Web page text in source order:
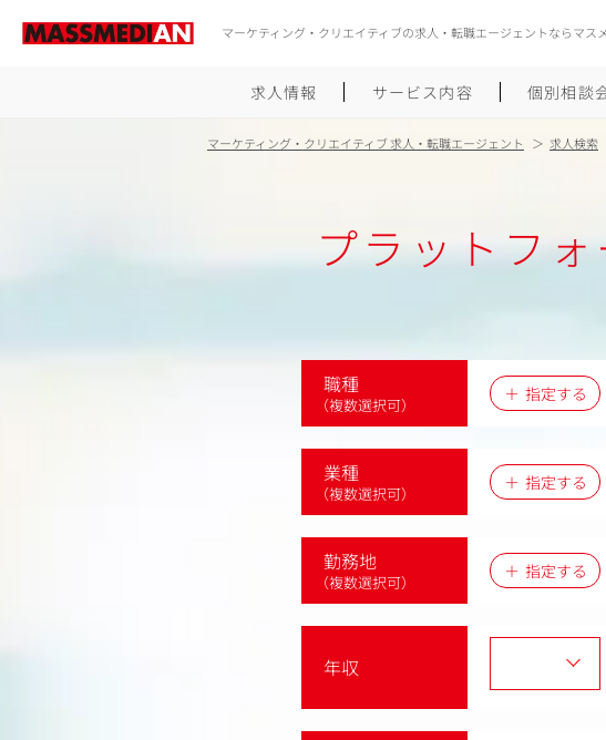
マーケティング・クリエイティブの求人・転職エージェントならマス
求人情報 サービス内容 個別相談
履歴書のつ
面接対策
マーケティング・クリエイティブ 求人・転職エージェント 求人検索
プラットフ
職種
（複数選択可）
指定する
業種
（複数選択可）
指定する
勤務地
（複数選択可）
指定する
年収